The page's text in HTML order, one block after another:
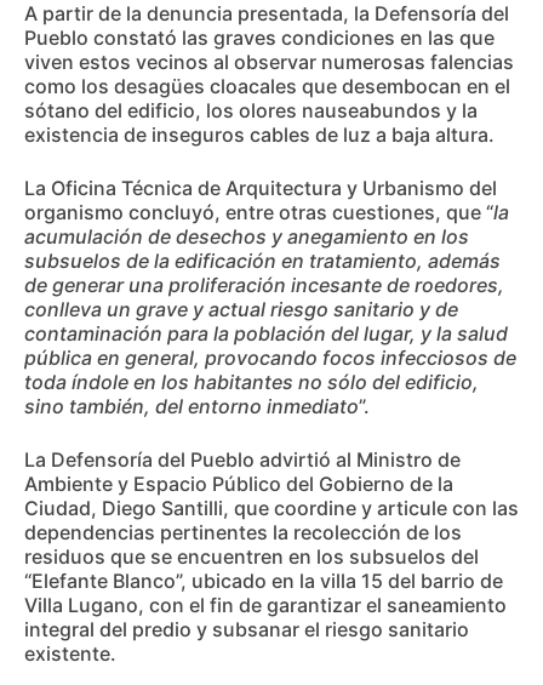
A partir de la denuncia presentada, la Defensoría del
Pueblo constató las graves condiciones en las que
viven estos vecinos al observar numerosas falencias
como los desagües cloacales que desembocan en el
sótano del edificio, los olores nauseabundos y la
existencia de inseguros cables de luz a baja altura.
La Oficina Técnica de Arquitectura y Urbanismo del
organismo concluyó, entre otras cuestiones, que “la
acumulación de desechos y anegamiento en los
subsuelos de la edificación en tratamiento, además
de generar una proliferación incesante de roedores,
conlleva un grave y actual riesgo sanitario y de
contaminación para la población del lugar, y la salud
pública en general, provocando focos infecciosos de
toda índole en los habitantes no sólo del edificio,
sino también, del entorno inmediato”.
La Defensoría del Pueblo advirtió al Ministro de
Ambiente y Espacio Público del Gobierno de la
Ciudad, Diego Santilli, que coordine y articule con las
dependencias pertinentes la recolección de los
residuos que se encuentren en los subsuelos del
“Elefante Blanco”, ubicado en la villa 15 del barrio de
Villa Lugano, con el fin de garantizar el saneamiento
integral del predio y subsanar el riesgo sanitario
existente.